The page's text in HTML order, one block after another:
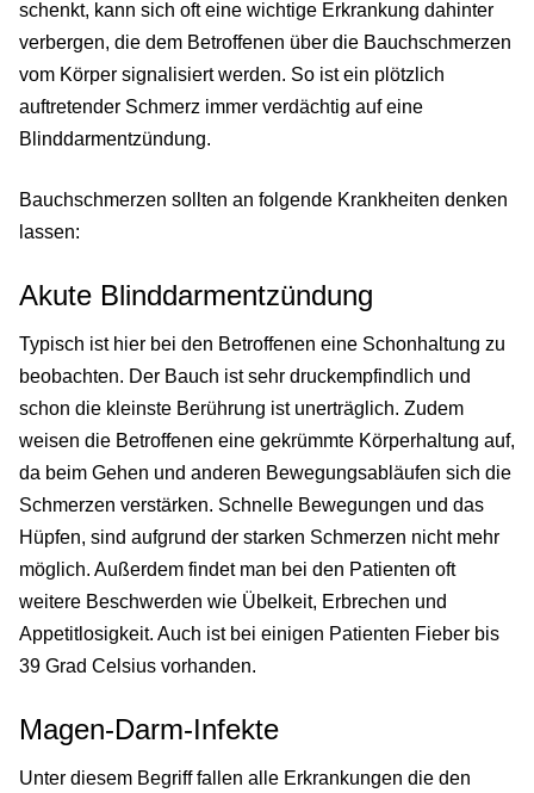
schenkt, kann sich oft eine wichtige Erkrankung dahinter
verbergen, die dem Betroffenen über die Bauchschmerzen
vom Körper signalisiert werden. So ist ein plötzlich
auftretender Schmerz immer verdächtig auf eine
Blinddarmentzündung.
Bauchschmerzen sollten an folgende Krankheiten denken
lassen:
Akute Blinddarmentzündung
Typisch ist hier bei den Betroffenen eine Schonhaltung zu
beobachten. Der Bauch ist sehr druckempfindlich und
schon die kleinste Berührung ist unerträglich. Zudem
weisen die Betroffenen eine gekrümmte Körperhaltung auf,
da beim Gehen und anderen Bewegungsabläufen sich die
Schmerzen verstärken. Schnelle Bewegungen und das
Hüpfen, sind aufgrund der starken Schmerzen nicht mehr
möglich. Außerdem findet man bei den Patienten oft
weitere Beschwerden wie Übelkeit, Erbrechen und
Appetitlosigkeit. Auch ist bei einigen Patienten Fieber bis
39 Grad Celsius vorhanden.
Magen-Darm-Infekte
Unter diesem Begriff fallen alle Erkrankungen die den